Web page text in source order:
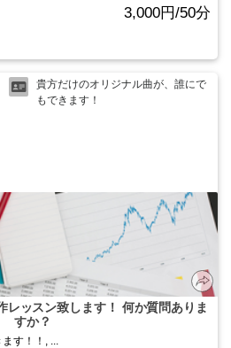
3,000円/50分
貴方だけのオリジナル曲が、誰にで
もできます！
レッスン致します！ 何か質問ありま
すか？
す！！, ...